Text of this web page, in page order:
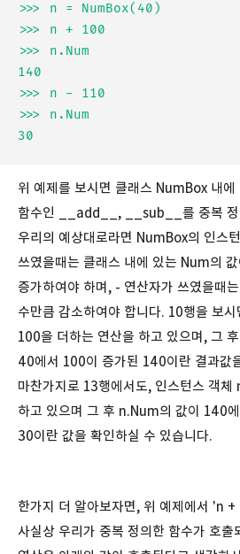
>>> n = NumBox(40)
>>> n + 100
>>> n.Num
140
>>> n - 110
>>> n.Num
위 예제를 보시면 클래스 NumBox 내에
함수인 __add__, __sub__를 중복 정
우리의 예상대로라면 NumBox의 인스
쓰였을때는 클래스 내에 있는 Num의
증가하여야 하며, - 연산자가 쓰였을때
수만큼 감소하여야 합니다. 10행을 보
100을 더하는 연산을 하고 있으며, 그
40에서 100이 증가된 140이란 결과값
마찬가지로 13행에서도, 인스턴스 객체
하고 있으며 그 후 n.Num의 값이 140
30이란 값을 확인하실 수 있습니다.
한가지 더 알아보자면, 위 예제에서 'n
사실상 우리가 중복 정의한 함수가 호출